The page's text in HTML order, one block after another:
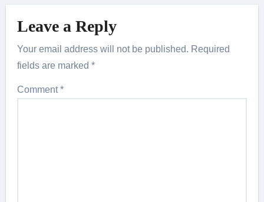
Leave a Reply
Your email address will not be published. Required
fields are marked*
Comment*